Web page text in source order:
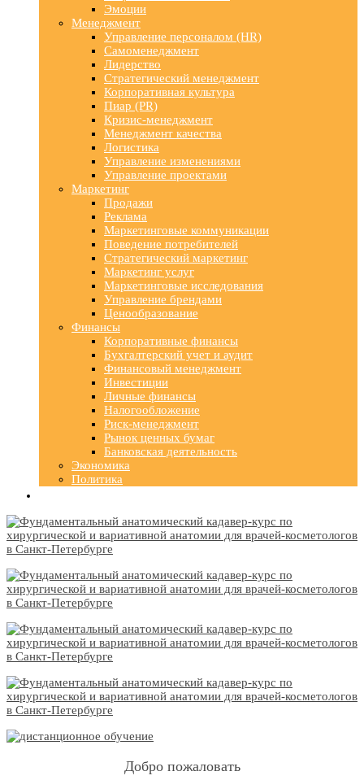
Эмоции
Менеджмент
Управление персоналом (HR)
Самоменеджмент
Лидерство
Стратегический менеджмент
Корпоративная культура
Пиар (PR)
Кризис-менеджмент
Менеджмент качества
Логистика
Управление изменениями
Управление проектами
Маркетинг
Продажи
Реклама
Маркетинговые коммуникации
Поведение потребителей
Стратегический маркетинг
Маркетинг услуг
Маркетинговые исследования
Управление брендами
Ценообразование
Финансы
Корпоративные финансы
Бухгалтерский учет и аудит
Финансовый менеджмент
Инвестиции
Личные финансы
Налогообложение
Риск-менеджмент
Рынок ценных бумаг
Банковская деятельность
Экономика
Политика
Добро пожаловать